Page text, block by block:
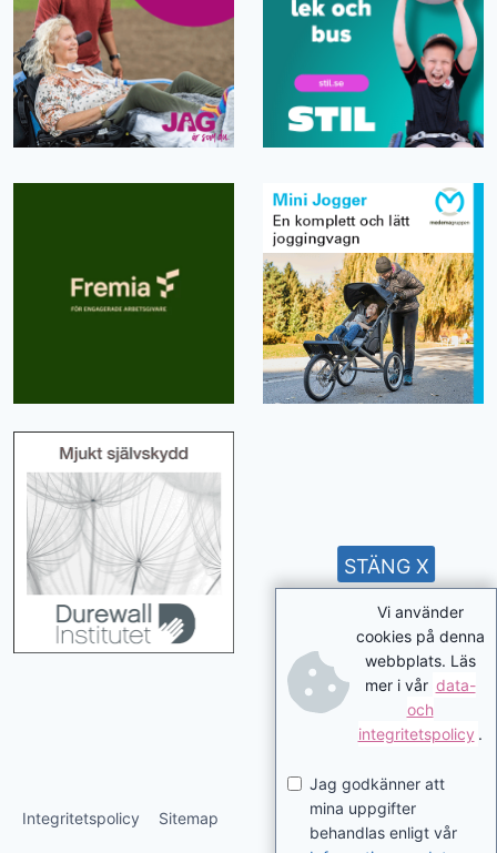
Integritetspolicy Sitemap
Vi använder
cookies på denna
webbplats. Läs
mer i vår data-
och
integritetspolicy .
Jag godkänner att
mina uppgifter
behandlas enligt vår
STÄNG X